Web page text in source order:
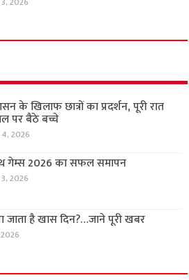
के खिलाफ छात्रों का प्रदर्शन, पूरी रात
पर बैठे बच्चे
2026
गेम्स 2026 का सफल समापन
2026
जाता है खास दिन?…जाने पूरी खबर